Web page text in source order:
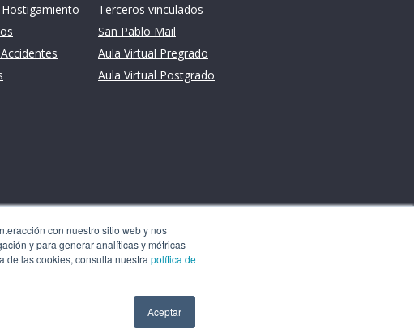
con nuestro sitio web y nos
y para generar analíticas y métricas
de las cookies, consulta nuestra política de
Aceptar
Terceros vinculados
San Pablo Mail
Aula Virtual Pregrado
Aula Virtual Postgrado
tu
y